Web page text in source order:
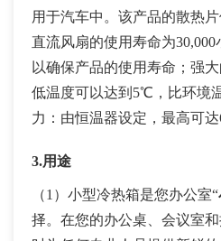
用于汽车中。该产品的散热片
直流风扇的使用寿命为
以确保产品的使用寿命；强
低温度可以达到5℃，比环境
力：由恒温器设定，最高可达
3.用途
（1） 小型冷热箱是您办公室“
择。在您的办公桌、会议室